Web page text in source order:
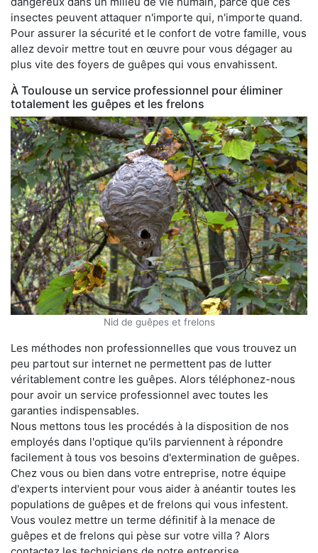
insectes peuvent attaquer n'importe qui, n'importe quand.
Pour assurer la sécurité et le confort de votre famille, vous
allez devoir mettre tout en œuvre pour vous dégager au
plus vite des foyers de guêpes qui vous envahissent.
À Toulouse un service professionnel pour éliminer
totalement les guêpes et les frelons
Nid de guêpes et frelons
Les méthodes non professionnelles que vous trouvez un
peu partout sur internet ne permettent pas de lutter
véritablement contre les guêpes. Alors téléphonez-nous
pour avoir un service professionnel avec toutes les
garanties indispensables.
Nous mettons tous les procédés à la disposition de nos
employés dans l'optique qu'ils parviennent à répondre
facilement à tous vos besoins d'extermination de guêpes.
Chez vous ou bien dans votre entreprise, notre équipe
d'experts intervient pour vous aider à anéantir toutes les
populations de guêpes et de frelons qui vous infestent.
Vous voulez mettre un terme définitif à la menace de
guêpes et de frelons qui pèse sur votre villa ? Alors